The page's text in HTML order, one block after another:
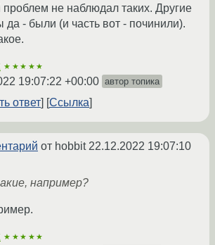
проблем не наблюдал таких. Другие
да - были (и часть вот - починили).
★★★★★
19:07:22 +00:00 автор топика
ответ Ссылка
от hobbit 22.12.2022 19:07:10
например?
★★★★★